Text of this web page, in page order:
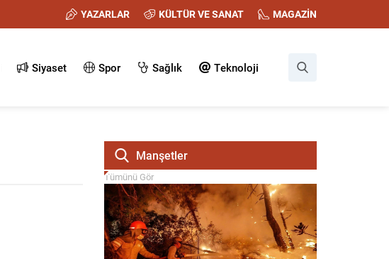
YAZARLAR KÜLTÜR VE SANAT MAGAZİN
Siyaset Spor Sağlık Teknoloji
Manşetler
Tümünü Gör